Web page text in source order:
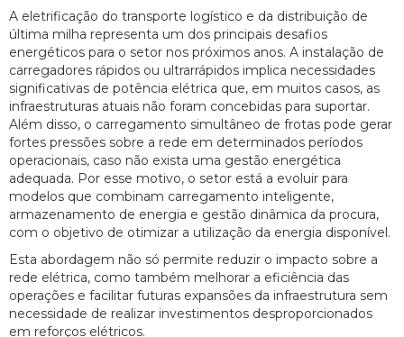
A eletrificação do transporte logístico e da distribuição de
última milha representa um dos principais desafios
energéticos para o setor nos próximos anos. A instalação de
carregadores rápidos ou ultrarrápidos implica necessidades
significativas de potência elétrica que, em muitos casos, as
infraestruturas atuais não foram concebidas para suportar.
Além disso, o carregamento simultâneo de frotas pode gerar
fortes pressões sobre a rede em determinados períodos
operacionais, caso não exista uma gestão energética
adequada. Por esse motivo, o setor está a evoluir para
modelos que combinam carregamento inteligente,
armazenamento de energia e gestão dinâmica da procura,
com o objetivo de otimizar a utilização da energia disponível.
Esta abordagem não só permite reduzir o impacto sobre a
rede elétrica, como também melhorar a eficiência das
operações e facilitar futuras expansões da infraestrutura sem
necessidade de realizar investimentos desproporcionados
em reforços elétricos.